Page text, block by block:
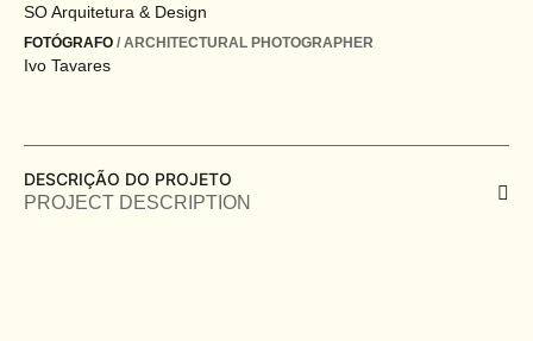
SO Arquitetura & Design
FOTÓGRAFO / ARCHITECTURAL PHOTOGRAPHER
Ivo Tavares
DESCRIÇÃO DO PROJETO
PROJECT DESCRIPTION